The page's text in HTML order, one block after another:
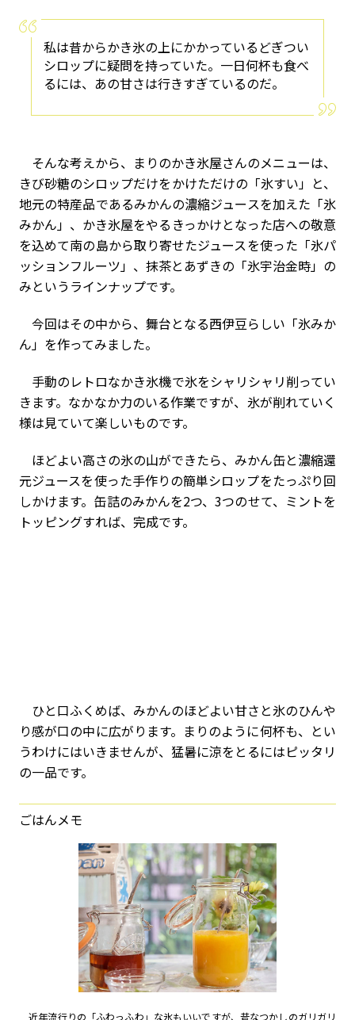
私は昔からかき氷の上にかかっているどぎつい
シロップに疑問を持っていた。一日何杯も食べ
るには、あの甘さは行きすぎているのだ。
そんな考えから、まりのかき氷屋さんのメニューは、
きび砂糖のシロップだけをかけただけの「氷すい」と、
地元の特産品であるみかんの濃縮ジュースを加えた「氷
みかん」、かき氷屋をやるきっかけとなった店への敬意
を込めて南の島から取り寄せたジュースを使った「氷パ
ッションフルーツ」、抹茶とあずきの「氷宇治金時」の
みというラインナップです。
今回はその中から、舞台となる西伊豆らしい「氷みか
ん」を作ってみました。
手動のレトロなかき氷機で氷をシャリシャリ削ってい
きます。なかなか力のいる作業ですが、氷が削れていく
様は見ていて楽しいものです。
ほどよい高さの氷の山ができたら、みかん缶と濃縮還
元ジュースを使った手作りの簡単シロップをたっぷり回
しかけます。缶詰のみかんを2つ、3つのせて、ミントを
トッピングすれば、完成です。
ひと口ふくめば、みかんのほどよい甘さと氷のひんや
り感が口の中に広がります。まりのように何杯も、とい
うわけにはいきませんが、猛暑に涼をとるにはピッタリ
の一品です。
ごはんメモ
近年流行りの「ふわっふわ」な氷もいいですが、昔なつかしのガリガリ